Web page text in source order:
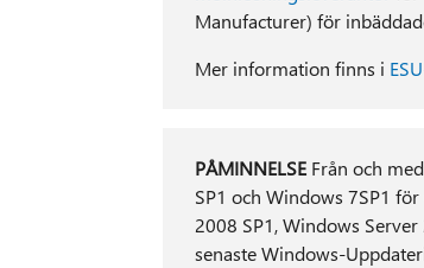
Manufacturer) för
Mer information finns i
PÅMINNELSEFrån och
SP1 och Windows 7SP1
2008 SP1, Windows
senaste Windows-